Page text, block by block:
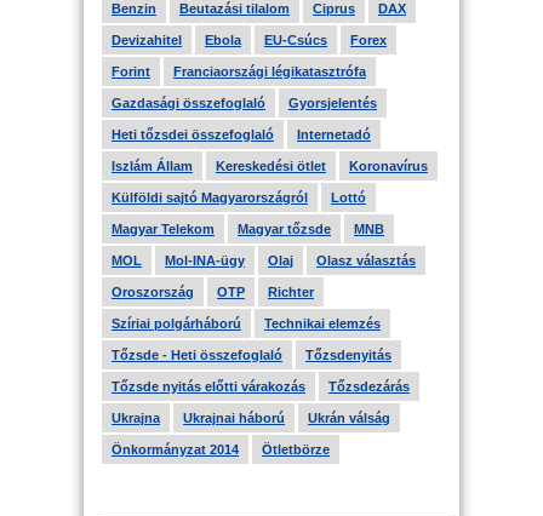
Benzin Beutazási tilalom Ciprus DAX
Devizahitel Ebola EU-Csúcs Forex
Forint Franciaországi légikatasztrófa
Gazdasági összefoglaló Gyorsjelentés
Heti tőzsdei összefoglaló Internetadó
Iszlám Állam Kereskedési ötlet Koronavírus
Külföldi sajtó Magyarországról Lottó
Magyar Telekom Magyar tőzsde MNB
MOL Mol-INA-ügy Olaj Olasz választás
Oroszország OTP Richter
Szíriai polgárháború Technikai elemzés
Tőzsde - Heti összefoglaló Tőzsdenyitás
Tőzsde nyitás előtti várakozás Tőzsdezárás
Ukrajna Ukrajnai háború Ukrán válság
Önkormányzat 2014 Ötletbörze